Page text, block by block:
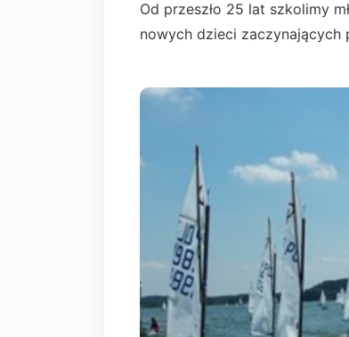
Od przeszło 25 lat szkolimy
nowych dzieci zaczynających